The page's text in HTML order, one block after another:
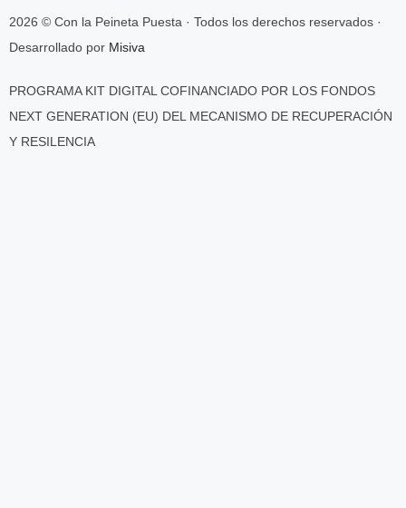
2026 © Con la Peineta Puesta · Todos los derechos reservados ·
Desarrollado por Misiva
PROGRAMA KIT DIGITAL COFINANCIADO POR LOS FONDOS
NEXT GENERATION (EU) DEL MECANISMO DE RECUPERACIÓN
Y RESILENCIA